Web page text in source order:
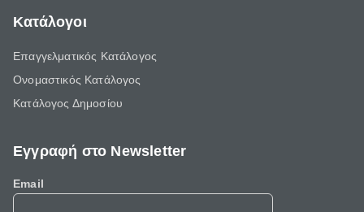
Κατάλογοι
Επαγγελματικός Κατάλογος
Ονομαστικός Κατάλογος
Κατάλογος Δημοσίου
Εγγραφή στο Newsletter
Email